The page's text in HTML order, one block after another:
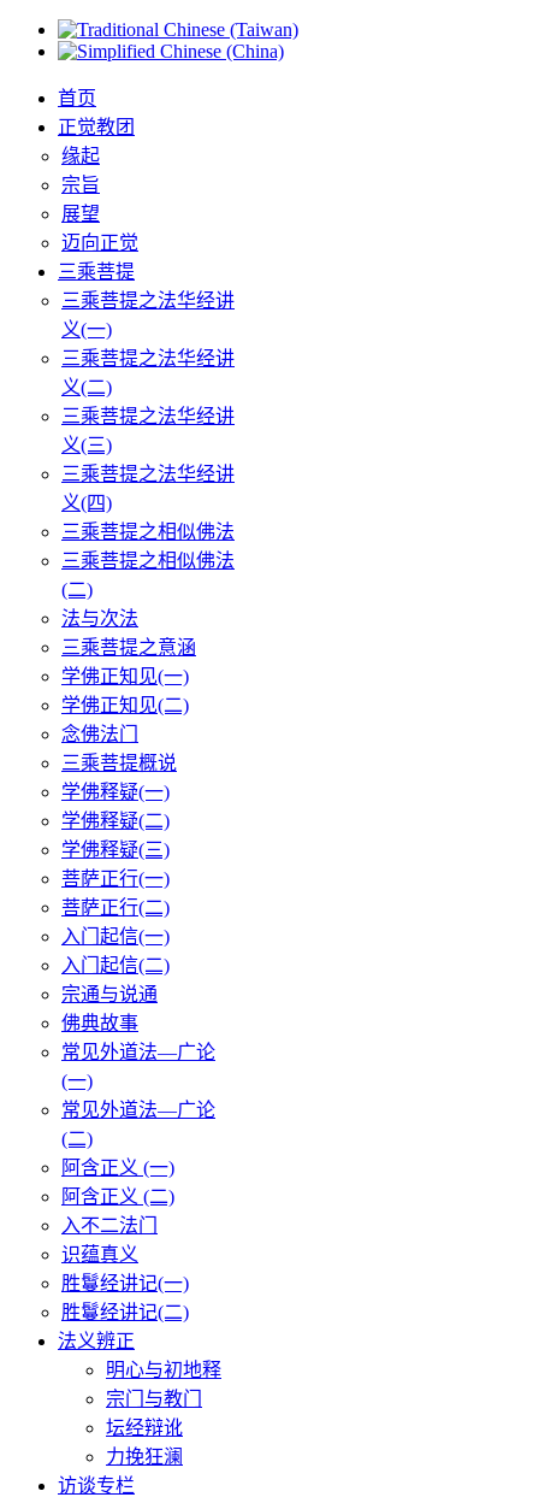
首页
正觉教团
缘起
宗旨
展望
迈向正觉
三乘菩提
三乘菩提之法华经讲
义(一)
三乘菩提之法华经讲
义(二)
三乘菩提之法华经讲
义(三)
三乘菩提之法华经讲
义(四)
三乘菩提之相似佛法
三乘菩提之相似佛法
(二)
法与次法
三乘菩提之意涵
学佛正知见(一)
学佛正知见(二)
念佛法门
三乘菩提概说
学佛释疑(一)
学佛释疑(二)
学佛释疑(三)
菩萨正行(一)
菩萨正行(二)
入门起信(一)
入门起信(二)
宗通与说通
佛典故事
常见外道法—广论
(一)
常见外道法—广论
(二)
阿含正义 (一)
阿含正义 (二)
入不二法门
识蕴真义
胜鬘经讲记(一)
胜鬘经讲记(二)
法义辨正
明心与初地释
宗门与教门
坛经辩讹
力挽狂澜
访谈专栏